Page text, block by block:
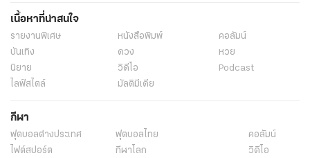
เนื้อหาที่น่าสนใจ
รายงานพิเศษ หนังสือพิมพ์
คอลัมน์
บันเทิง
ดวง
หวย
นิยาย
วิดีโอ
Podcast
ไลฟ์สไตล์
มัลติมีเดีย
กีฬา
ฟุตบอลต่่างประเทศ ฟุตบอลไทย
คอลัมน์
ไฟต์สปอร์ต
กีฬาโลก
วิดีโอ